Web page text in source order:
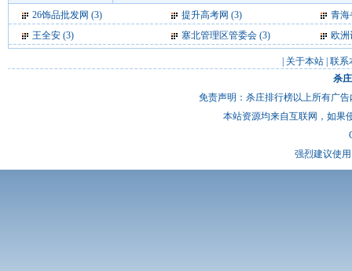
26饰品批发网 (3) 提升高考网 (3)
青海
王全安 (3) 塞北管理区管委会 (3) 欧洲
关于本站 联系
杀
免责声明：杀庄排行榜以上所有广
本站资源均来自互联网，如果
强烈建议使